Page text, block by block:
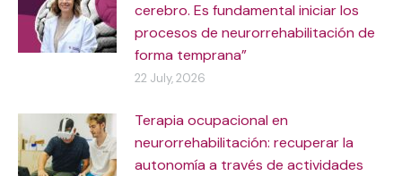
cerebro. Es fundamental iniciar los
procesos de neurorrehabilitación de
forma temprana”
22 July, 2026
Terapia ocupacional en
neurorrehabilitación: recuperar la
autonomía a través de actividades